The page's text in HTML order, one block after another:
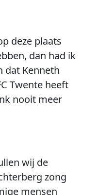
deze plaats
dan had ik
dat Kenneth
Twente heeft
nooit meer
wij de
zong
mensen